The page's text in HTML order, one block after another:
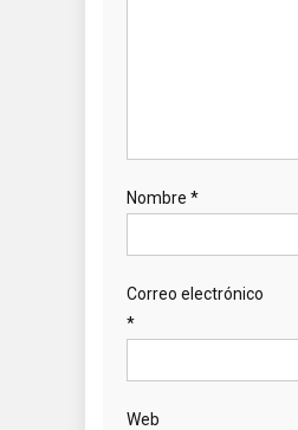
Nombre *
Correo electrónico
*
Web